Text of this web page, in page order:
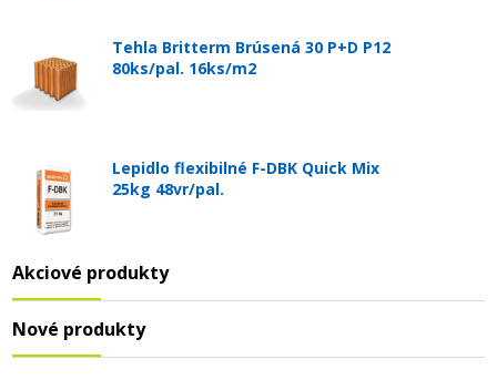
Tehla Britterm Brúsená 30 P+D P12
80ks/pal. 16ks/m2
Lepidlo flexibilné F-DBK Quick Mix
25kg 48vr/pal.
Akciové produkty
Nové produkty